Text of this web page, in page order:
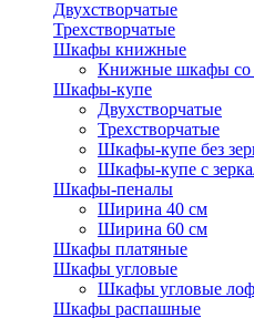
Двухстворчатые
Трехстворчатые
Шкафы книжные
Книжные шкафы со
Шкафы-купе
Двухстворчатые
Трехстворчатые
Шкафы-купе без
Шкафы-купе с
Шкафы-пеналы
Ширина 40 см
Ширина 60 см
Шкафы платяные
Шкафы угловые
Шкафы угловые
Шкафы распашные